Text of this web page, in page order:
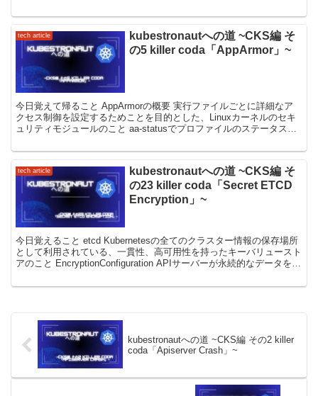
tech article
kubestronautへの道 ~CKS編 そ
の5 killer coda「AppArmor」~
今日覚えて帰ること AppArmorの概要 実行ファイルごとに詳細なア
クセス制御を設定するためことを目的とした、Linuxカーネルのセキ
ュリティモジュールのこと aa-statusでプロファイルのステータスが
tech article
kubestronautへの道 ~CKS編 そ
の23 killer coda「Secret ETCD
Encryption」~
今日覚えること etcd Kubernetesの全てのクラスター情報の保存場所
として利用されている、一貫性、高可用性を持ったキーバリュースト
アのこと EncryptionConfiguration APIサーバーが永続的なデータを保
kubestronautへの道 ~CKS編 その2 killer
coda「Apiserver Crash」~